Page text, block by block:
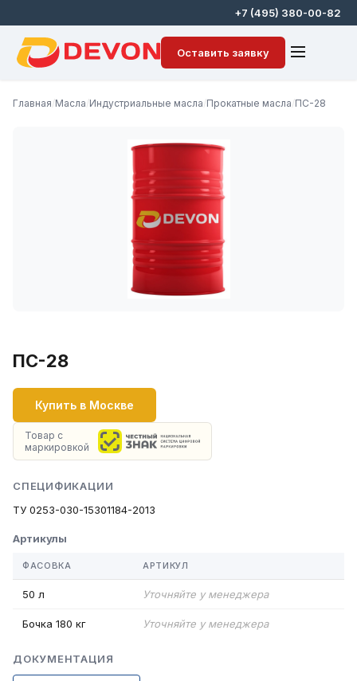
+7 (495) 380-00-82
Оставить заявку
Главная Масла Индустриальные масла Прокатные масла ПС-28
ПС-28
Купить в Москве
Товар с
маркировкой
СПЕЦИФИКАЦИИ
ТУ 0253-030-15301184-2013
Артикулы
ФАСОВКА АРТИКУЛ
50 л Уточняйте у менеджера
Бочка 180 кг Уточняйте у менеджера
ДОКУМЕНТАЦИЯ